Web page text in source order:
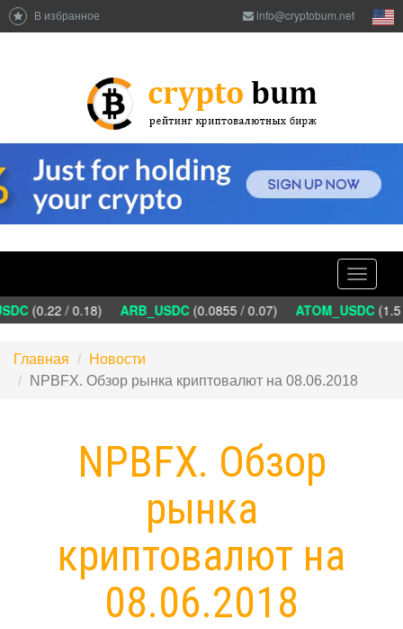
В избранное info@cryptobum.net
Toggle
(0.22 / 0.18) ARB_USDC(0.0855 / 0.07) ATOM_USDC(1.5
Главная
Новости
NPBFX. Обзор рынка криптовалют на 08.06.2018
NPBFX. Обзор
рынка
криптовалют на
08.06.2018